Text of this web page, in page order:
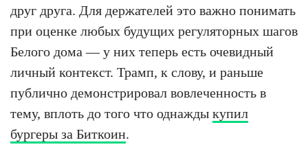
друг друга. Для держателей это важно понимать
при оценке любых будущих регуляторных шагов
Белого дома — у них теперь есть очевидный
личный контекст. Трамп, к слову, и раньше
публично демонстрировал вовлеченность в
тему, вплоть до того что однажды купил
бургеры за Биткоин.